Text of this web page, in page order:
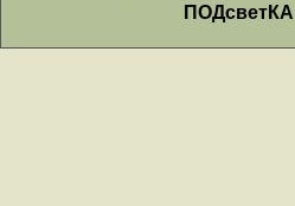
ПОДсветКА